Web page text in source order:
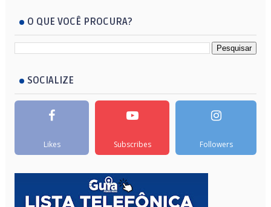
O QUE VOCÊ PROCURA?
SOCIALIZE
Likes Subscribes Followers